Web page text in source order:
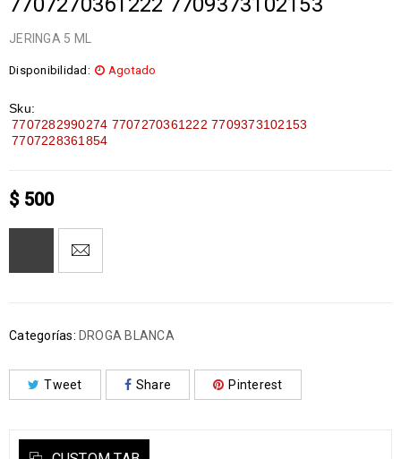
JERINGA 5 ML
Disponibilidad: Agotado
Sku:
7707282990274 7707270361222 7709373102153
7707228361854
$500
Categorías: DROGA BLANCA
Tweet Share Pinterest